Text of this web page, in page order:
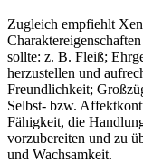
Zugleich empfiehlt
sollte: z. B. Fleiß;
herzustellen und
Freundlichkeit;
Selbst- bzw.
Fähigkeit, die
vorzubereiten und zu
und Wachsamkeit.